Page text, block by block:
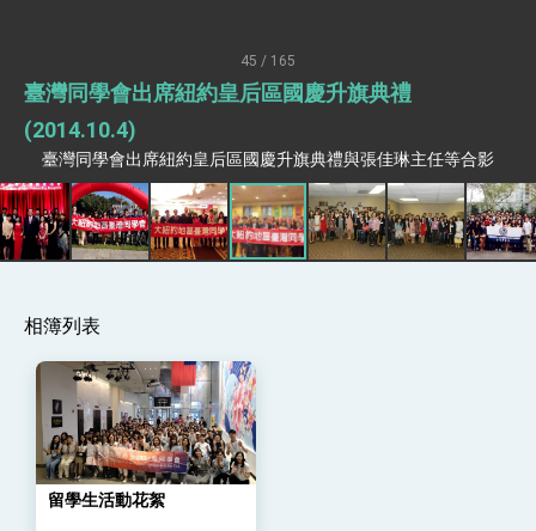
領 下一個世代的繁榮
外交部長林佳龍接受印尼「時代雜誌」專訪，闡
述印太安全局勢，籲深化台印尼半導體供應鏈合
外交部長林佳龍接見美國智庫「德國馬歇爾基金
會」訪問團一行，深化跨大西洋戰略夥伴關係
臺美經貿談判獲階段性成果 卓揆期勉爭取時間完
成「臺美對等貿易協定」簽署
卓揆：臺美關稅談判階段性結果有助臺灣取得有
外交部長林佳龍主持第35次「參與亞太經濟合作
策略小組」跨部會會議
民調顯示多數國人滿意政府外交表現，高度支持
「總合外交」與台歐美日關係深化
總統以「韌性之島，希望之光」為題發表2026新
年談話
總統主持「守護民主台灣國安行動方案」記者
45 / 165
臺灣同學會出席紐約皇后區國慶升旗典禮
(2014.10.4)
臺灣同學會出席紐約皇后區國慶升旗典禮與張佳琳主任等合影
相簿列表
留學生活動花絮